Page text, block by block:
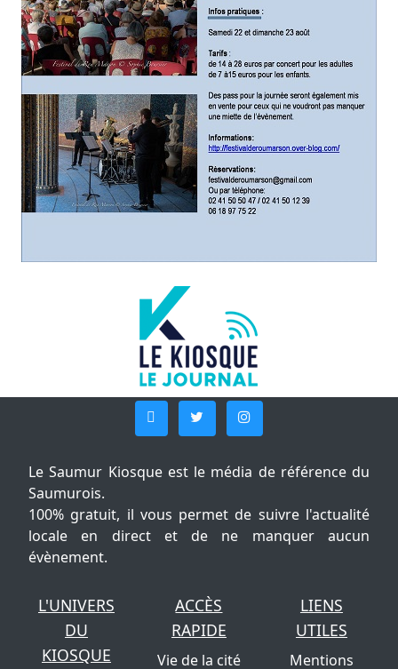
Le Saumur Kiosque est le média de référence du
Saumurois.
100% gratuit, il vous permet de suivre l'actualité
locale en direct et de ne manquer aucun
évènement.
L'UNIVERS
DU
KIOSQUE
ACCÈS
RAPIDE
Vie de la cité
LIENS
UTILES
Mentions